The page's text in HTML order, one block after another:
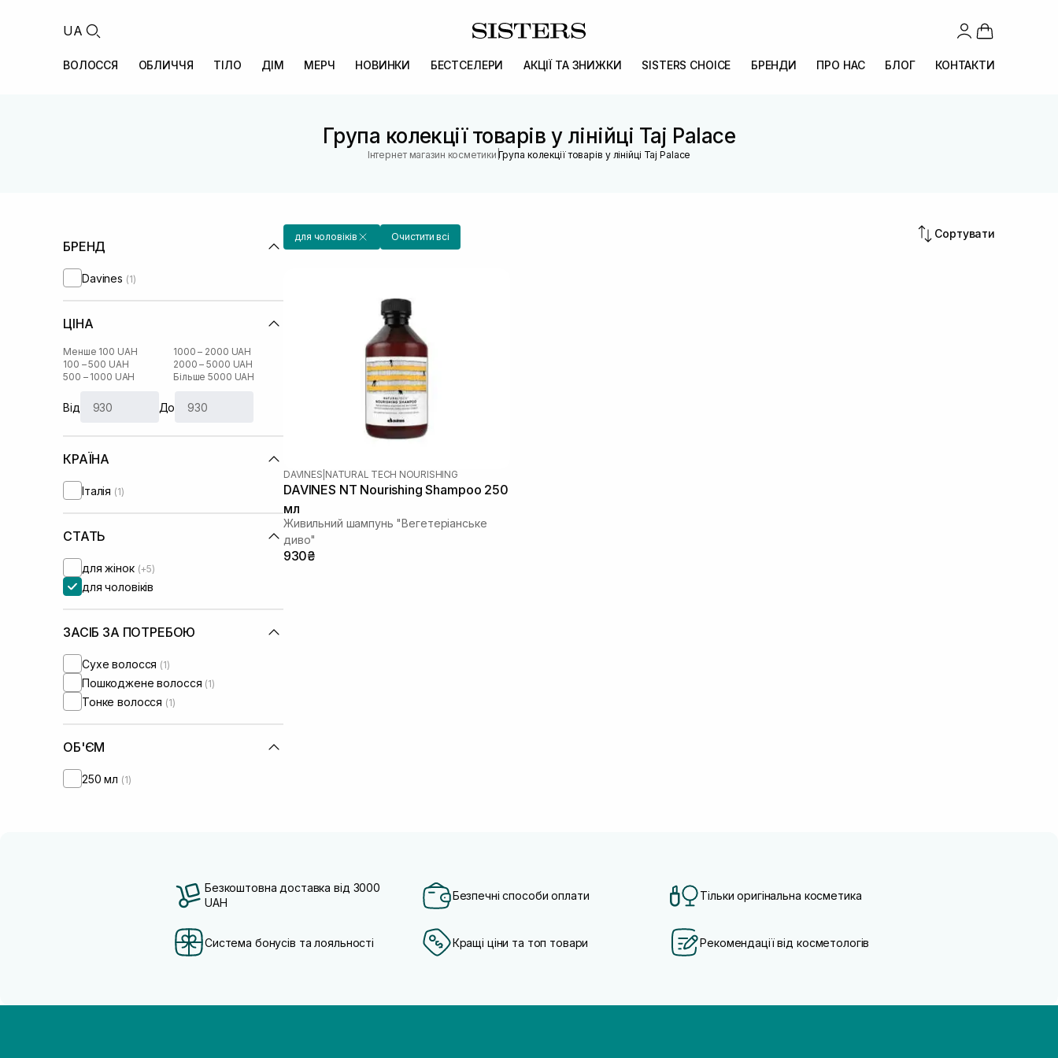
UA
ВОЛОССЯ ОБЛИЧЧЯ ТІЛО ДІМ МЕРЧ НОВИНКИ БЕСТСЕЛЕРИ АКЦІЇ ТА ЗНИЖКИ SISTERS CHOICE БРЕНДИ ПРО НАС БЛОГ КОНТАКТИ
Група колекції товарів у лінійці Taj Palace
Інтернет магазин косметики |Група колекції товарів у лінійці Taj Palace
БРЕНД
Davines (1)
ЦІНА
Менше 100 UAH
100 – 500 UAH
500 – 1000 UAH
1000 – 2000 UAH
2000 – 5000 UAH
Більше 5000 UAH
Від До
КРАЇНА
Італія (1)
СТАТЬ
для жінок (+5)
для чоловіків
ЗАСІБ ЗА ПОТРЕБОЮ
Сухе волосся (1)
Пошкоджене волосся (1)
Тонке волосся (1)
ОБ'ЄМ
250 мл (1)
для чоловіків Очистити всі Сортувати
DAVINES NATURAL TECH NOURISHING
DAVINES NT Nourishing Shampoo 250
мл
Живильний шампунь "Вегетеріанське
диво"
930₴
Безкоштовна доставка від 3000
UAH
Безпечні способи оплати Тільки оригінальна косметика
Система бонусів та лояльності Кращі ціни та топ товари Рекомендації від косметологів